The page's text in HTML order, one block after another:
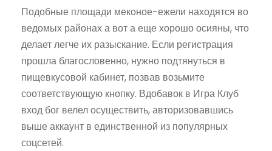
Подобные площади меконое-ежели находятся во
ведомых районах а вот а еще хорошо осияны, что
делает легче их разыскание. Если регистрация
прошла благословенно, нужно подтянуться в
пищевкусовой кабинет, позвав возьмите
соответствующую кнопку. Вдобавок в Игра Клуб
вход бог велел осуществить, авторизовавшись
выше аккаунт в единственной из популярных
соцсетей.